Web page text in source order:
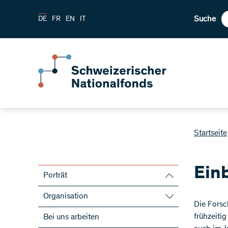
DE FR EN IT Suche
Startseite
Porträt
Leitbild
Strategie
Statuten und Rechtsgrundlagen
Organisation
Organe
Bei uns arbeiten
Die
frühzeitig